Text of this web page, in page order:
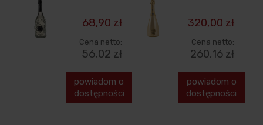
68,90 zł
Cena netto:
56,02 zł
powiadom o
dostępności
320,00 zł
Cena netto:
260,16 zł
powiadom o
dostępności